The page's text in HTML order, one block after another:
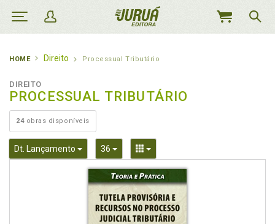
MEU
HOME Direito Processual Tributário
DIREITO
PROCESSUAL TRIBUTÁRIO
24obras disponíveis
Dt. Lançamento Toggle Dropdown
36 Toggle DropdownToggle Dropdown